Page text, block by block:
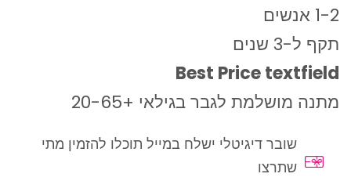
1-2 אנשים
תקף ל-3 שנים
Best Price textfield
מתנה מושלמת לגבר בגילאי +20-65
שובר דיגיטלי ישלח במייל תוכלו להזמין מתי
שתרצו